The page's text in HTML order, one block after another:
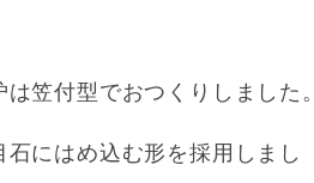
笠付型でおつくりしました。
にはめ込む形を採用しまし